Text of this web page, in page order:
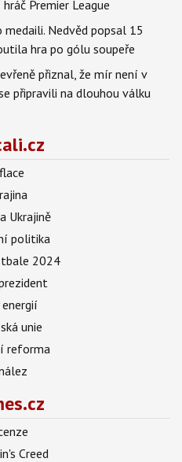
Premier League
Nedvěd popsal 15
hra po gólu soupeře
přiznal, že mír není v
připravili na dlouhou válku
Ukrajině
politika
2024
energií
unie
reforma
Creed